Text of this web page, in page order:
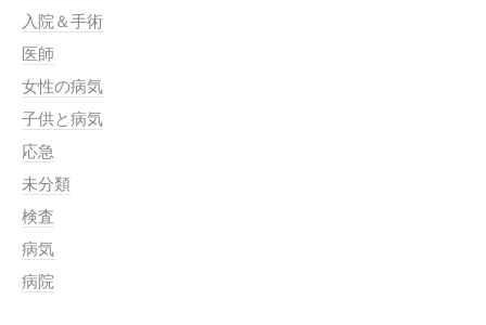
入院＆手術
医師
女性の病気
子供と病気
応急
未分類
検査
病気
病院